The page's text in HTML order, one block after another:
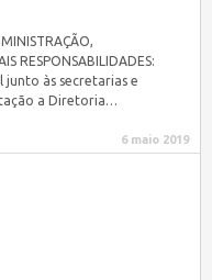
RESPONSABILIDADES:
às secretarias e
a Diretoria…
6 maio 2019